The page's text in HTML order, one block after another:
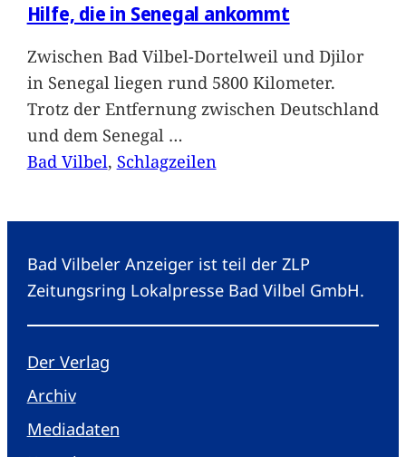
Hilfe, die in Senegal ankommt
Zwischen Bad Vilbel-Dortelweil und Djilor
in Senegal liegen rund 5800 Kilometer.
Trotz der Entfernung zwischen Deutschland
und dem Senegal …
Bad Vilbel, Schlagzeilen
Bad Vilbeler Anzeiger ist teil der ZLP
Zeitungsring Lokalpresse Bad Vilbel GmbH.
Der Verlag
Archiv
Mediadaten